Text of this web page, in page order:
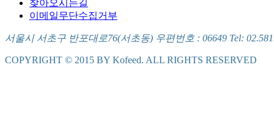
찾아오시는길
이메일무단수집거부
서울시 서초구 반포대로76(서초동) 우편번호 : 06649 Tel:
COPYRIGHT © 2015 BY Kofeed. ALL RIGHTS RESERVED